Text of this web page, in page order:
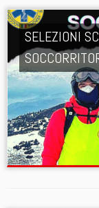
SELEZIONI